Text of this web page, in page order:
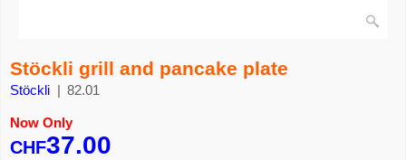
Stöckli grill and pancake plate
Stöckli 82.01
Now Only
CHF37.00